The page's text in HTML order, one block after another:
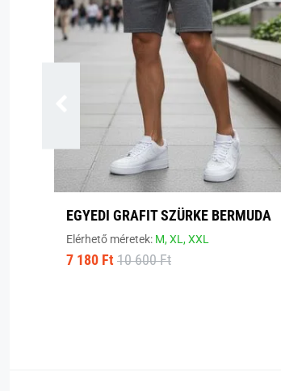
EGYEDI GRAFIT SZÜRKE BERMUDA
Elérhető méretek: M,XL,XXL
7 180 Ft 10 600 Ft